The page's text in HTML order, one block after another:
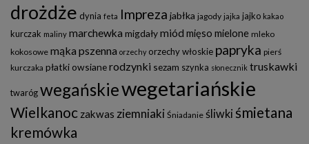
drożdże dynia feta Impreza jabłka jagody jajka jajko kakao
kurczak maliny marchewka migdałymiód mięso mielone mleko
kokosowe mąka pszenna orzechy orzechy włoskie papryka pierś
kurczaka płatki owsianerodzynki sezam szynka słonecznik truskawki
twarógwegańskiewegetariańskie
Wielkanoc zakwas ziemniaki Śniadanie śliwki śmietana
kremówka